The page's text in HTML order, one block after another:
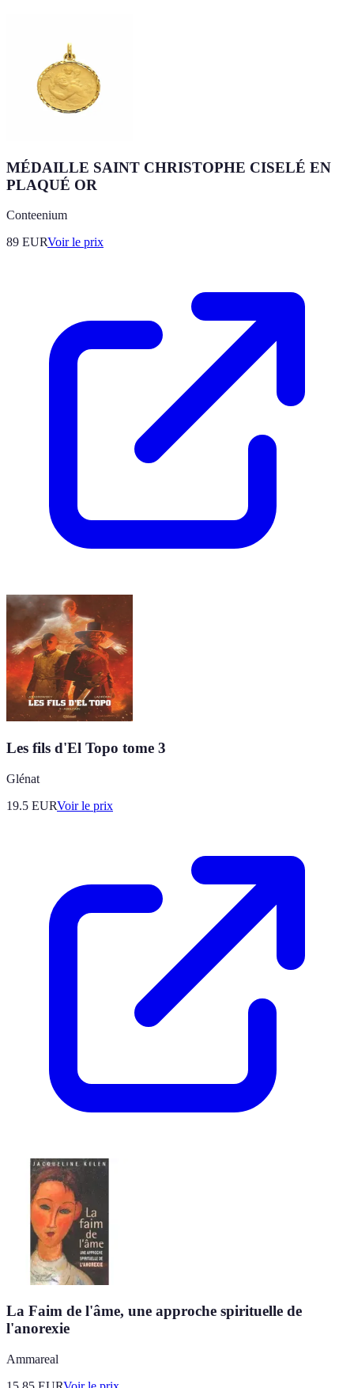
MÉDAILLE SAINT CHRISTOPHE CISELÉ EN
PLAQUÉ OR
Conteenium
89 EURVoir le prix
Les fils d'El Topo tome 3
Glénat
19.5 EURVoir le prix
La Faim de l'âme, une approche spirituelle de
l'anorexie
Ammareal